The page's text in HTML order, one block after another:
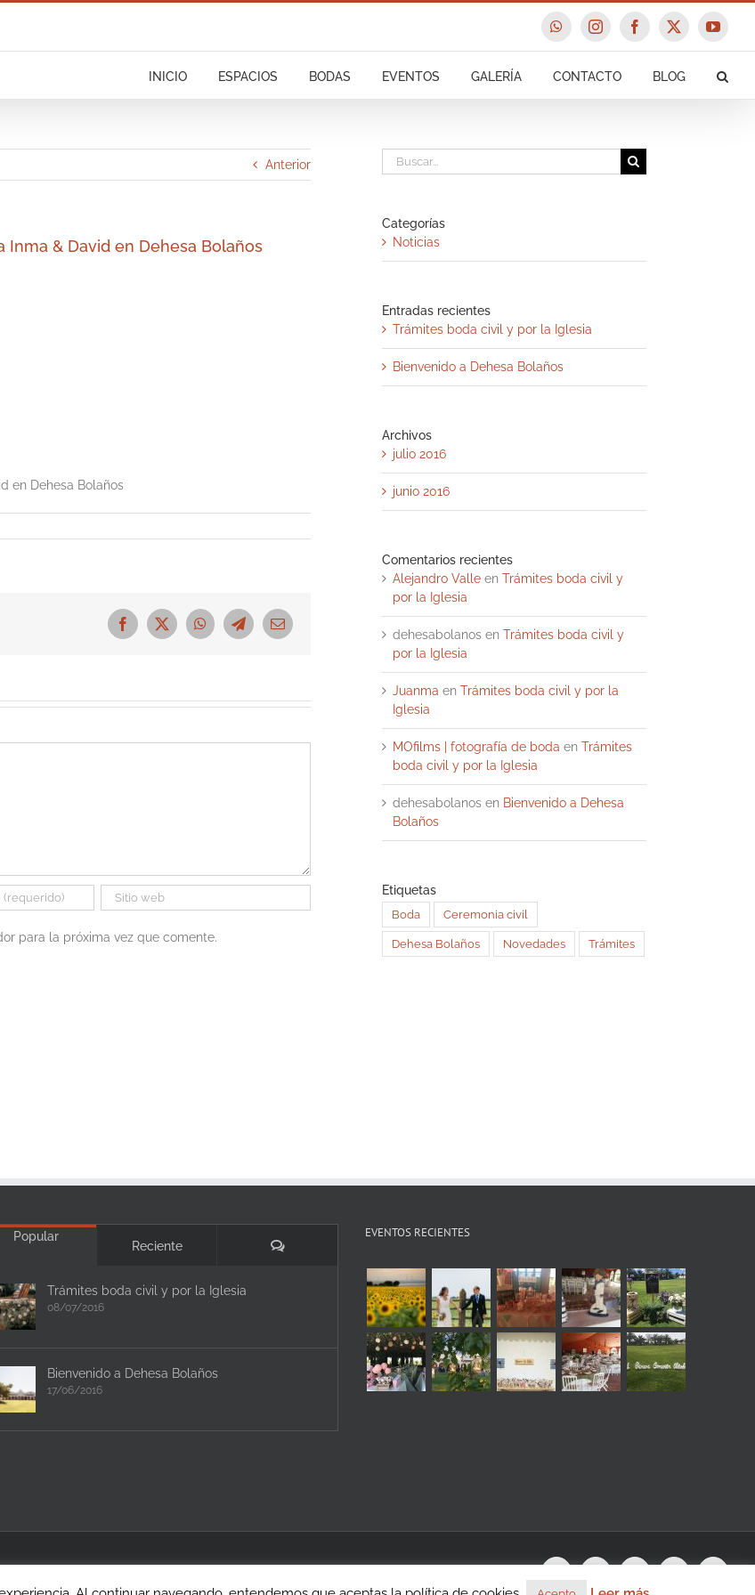
WhatsAppInstagramFacebook
X
INICIO ESPACIOS BODAS EVENTOS GALERÍA CONTACTO BLOG
Anterior
& David en Dehesa Bolaños
en Dehesa Bolaños
Facebook
X WhatsAppTelegramCorreo
electrónico
para la próxima vez que comente.
Buscar:
Categorías
Noticias
Entradas recientes
Trámites boda civil y por la Iglesia
Bienvenido a Dehesa Bolaños
Archivos
julio 2016
junio 2016
Comentarios recientes
Alejandro Valle en Trámites boda civil y
por la Iglesia
dehesabolanos en Trámites boda civil y
por la Iglesia
Juanma en Trámites boda civil y por la
Iglesia
MOfilms | fotografía de boda en Trámites
boda civil y por la Iglesia
dehesabolanos en Bienvenido a Dehesa
Bolaños
Etiquetas
Boda Ceremonia civil
Dehesa Bolaños Novedades Trámites
Popular
Reciente Comentarios
Trámites boda civil y por la Iglesia
08/07/2016
Bienvenido a Dehesa Bolaños
17/06/2016
EVENTOS RECIENTES